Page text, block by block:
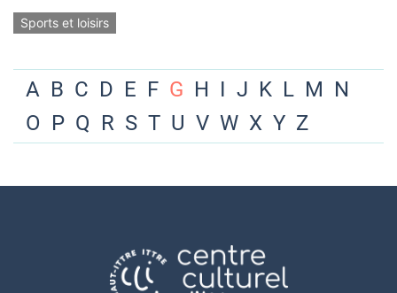
Sports et loisirs
A B C D E F G H I J K L M N
O P Q R S T U V W X Y Z